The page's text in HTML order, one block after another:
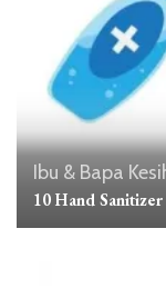
Ibu & Bapa
10 Hand